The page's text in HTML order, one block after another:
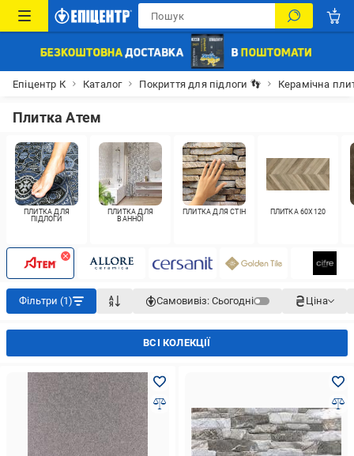
Епіцентр К Каталог Покриття для підлоги 👣 Керамічна
Плитка Атем
ПЛИТКА ДЛЯ
ПІДЛОГИ
ПЛИТКА ДЛЯ
ВАННОЇ
ПЛИТКА ДЛЯ СТІН ПЛИТКА 60X120
Фільтри (1) Самовивіз: Сьогодні Ціна
ВСІ КОЛЕКЦІЇ